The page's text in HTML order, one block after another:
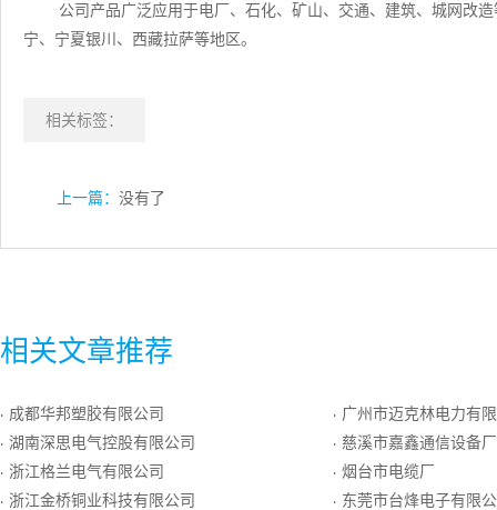
公司产品广泛应用于电厂、石化、矿山、交通、建筑、城网改
宁、宁夏银川、西藏拉萨等地区。
相关标签：
上一篇： 没有了
相关文章推荐
· 成都华邦塑胶有限公司
· 湖南深思电气控股有限公司
· 浙江格兰电气有限公司
· 浙江金桥铜业科技有限公司
· 广州市迈克林电力有
· 慈溪市嘉鑫通信设备厂
· 烟台市电缆厂
· 东莞市台烽电子有限